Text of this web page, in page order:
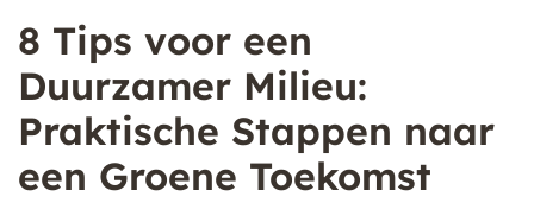
8 Tips voor een
Duurzamer Milieu:
Praktische Stappen naar
een Groene Toekomst